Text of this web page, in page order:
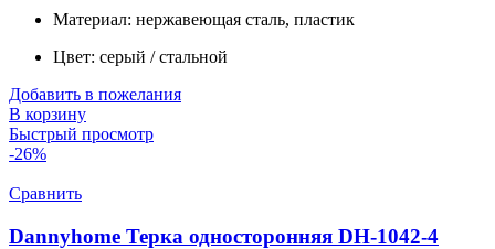
Материал: нержавеющая сталь, пластик
Цвет: серый / стальной
Добавить в пожелания
В корзину
Быстрый просмотр
-26%
Сравнить
Dannyhome Терка односторонняя DH-1042-4